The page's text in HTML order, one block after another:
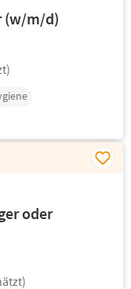
(w/m/d)
oder